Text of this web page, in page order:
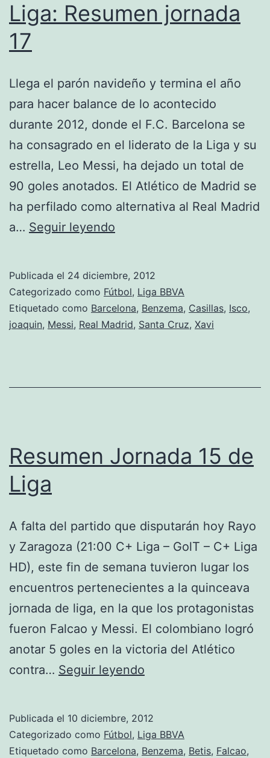
Liga: Resumen jornada
17
Llega el parón navideño y termina el año
para hacer balance de lo acontecido
durante 2012, donde el F.C. Barcelona se
ha consagrado en el liderato de la Liga y su
estrella, Leo Messi, ha dejado un total de
90 goles anotados. El Atlético de Madrid se
ha perfilado como alternativa al Real Madrid
a… Seguir leyendo
17
Publicada el 24 diciembre, 2012
Categorizado como Fútbol, Liga BBVA
Etiquetado como Barcelona, Benzema, Casillas, Isco,
joaquin, Messi, Real Madrid, Santa Cruz, Xavi
Resumen Jornada 15 de
Liga
A falta del partido que disputarán hoy Rayo
y Zaragoza (21:00 C+ Liga – GolT – C+ Liga
HD), este fin de semana tuvieron lugar los
encuentros pertenecientes a la quinceava
jornada de liga, en la que los protagonistas
fueron Falcao y Messi. El colombiano logró
anotar 5 goles en la victoria del Atlético
contra… Seguir leyendo
de
Liga
Publicada el 10 diciembre, 2012
Categorizado como Fútbol, Liga BBVA
Etiquetado como Barcelona, Benzema, Betis, Falcao,